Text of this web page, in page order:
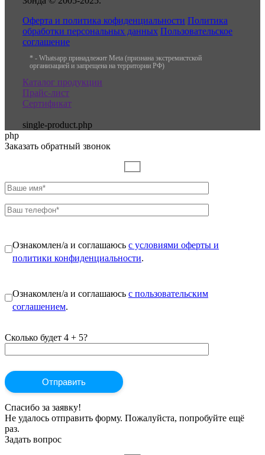
Оферта и политика кофиденциальности Политика
обработки персональных данных Пользовательское
соглашение
* - Whatsapp принадлежит Meta (признана экстремистской
организацией и запрещена на территории РФ)
Каталог продукции
Прайс-лист
Сертификат
single-product.php
php
Заказать обратный звонок
Ознакомлен/а и соглашаюсь с условиями оферты и
политики конфиденциальности.
Ознакомлен/а и соглашаюсь с пользовательским
соглашением.
Сколько будет 4 + 5?
Спасибо за заявку!
Не удалось отправить форму. Пожалуйста, попробуйте ещё
раз.
Задать вопрос